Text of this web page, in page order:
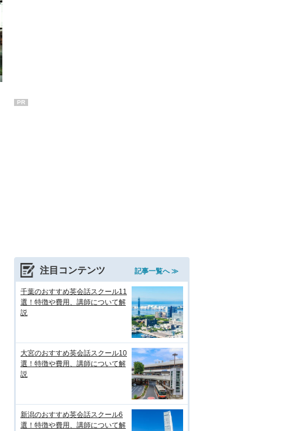
PR
注目コンテンツ 記事一覧へ ≫
千葉のおすすめ英会話スクール11
選！特徴や費用、講師について解
説
大宮のおすすめ英会話スクール10
選！特徴や費用、講師について解
説
新潟のおすすめ英会話スクール6
選！特徴や費用、講師について解